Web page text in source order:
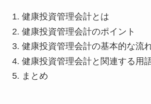
健康投資管理会計とは
健康投資管理会計のポイント
健康投資管理会計の基本的な流
健康投資管理会計と関連する用
まとめ